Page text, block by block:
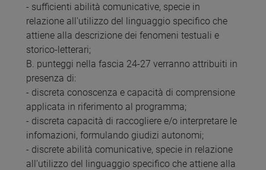
- sufficienti abilità comunicative, specie in
relazione all'utilizzo del linguaggio specifico che
attiene alla descrizione dei fenomeni testuali e
storico-letterari;
B. punteggi nella fascia 24-27 verranno attribuiti in
presenza di:
- discreta conoscenza e capacità di comprensione
applicata in riferimento al programma;
- discreta capacità di raccogliere e/o interpretare le
infomazioni, formulando giudizi autonomi;
- discrete abilità comunicative, specie in relazione
all'utilizzo del linguaggio specifico che attiene alla